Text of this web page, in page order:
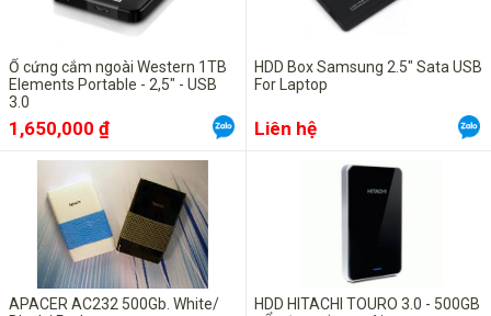
Ổ cứng cắm ngoài Western 1TB
Elements Portable - 2,5" - USB
3.0
1,650,000 ₫
HDD Box Samsung 2.5" Sata USB
For Laptop
Liên hệ
APACER AC232 500Gb. White/
HDD HITACHI TOURO 3.0 - 500GB